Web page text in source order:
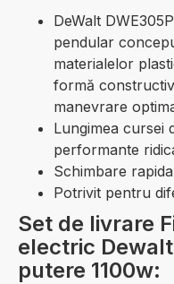
DeWalt
pendular
materialelor
formă
manevrare
Lungimea cursei
performante
Schimbare
Potrivit pentru
Set de livrare
electric
putere 1100w: